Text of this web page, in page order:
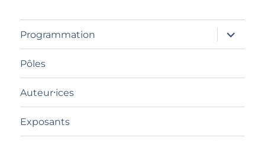
Programmation
ouvrir
le
sous-
Pôles
Auteur⸱ices
Exposants